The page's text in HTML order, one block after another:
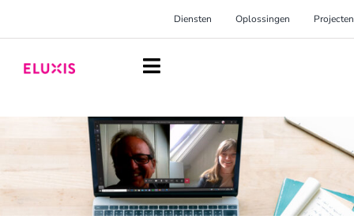
naar
inhoud
Diensten Oplossingen Projecten
Toggle
Homepage
Diensten
Oplossingen